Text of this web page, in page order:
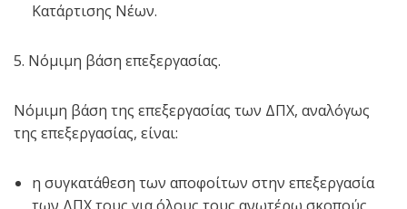
Κατάρτισης Νέων.
5. Νόμιμη βάση επεξεργασίας.
Νόμιμη βάση της επεξεργασίας των ΔΠΧ, αναλόγως
της επεξεργασίας, είναι:
η συγκατάθεση των αποφοίτων στην επεξεργασία